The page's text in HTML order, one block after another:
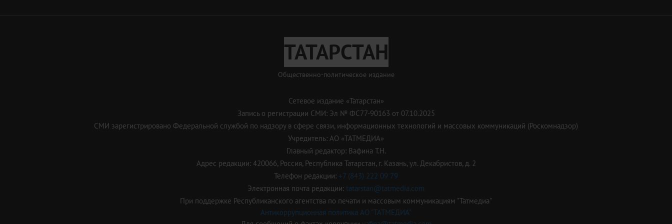
ТАТАРСТАН
Общественно-политическое издание
Сетевое издание «Татарстан»
Запись о регистрации СМИ: Эл № ФС77-90163 от 07.10.2025
СМИ зарегистрировано Федеральной службой по надзору в сфере связи, информационных технологий и массовых коммуникаций (Роскомнадзор)
Учредитель: АО «ТАТМЕДИА»
Главный редактор: Вафина Т.Н.
Адрес редакции: 420066, Россия, Республика Татарстан, г. Казань, ул. Декабристов, д. 2
Телефон редакции: +7 (843) 222 09 79
Электронная почта редакции: tatarstan@tatmedia.com
При поддержке Республиканского агентства по печати и массовым коммуникациям "Татмедиа"
Антикоррупционная политика АО "ТАТМЕДИА"